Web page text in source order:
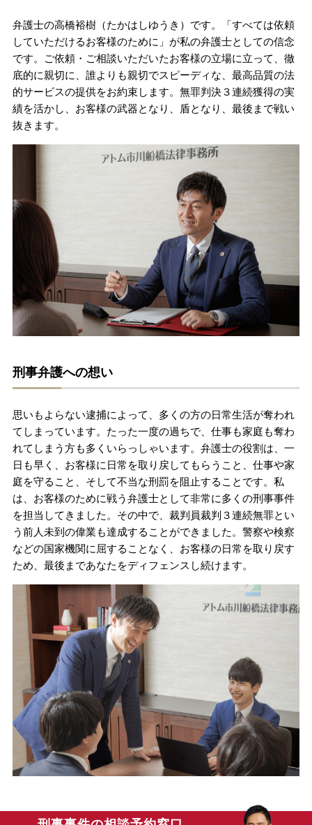
弁護士の高橋裕樹（たかはしゆうき）です。「すべては依頼
していただけるお客様のために」が私の弁護士としての信念
です。ご依頼・ご相談いただいたお客様の立場に立って、徹
底的に親切に、誰よりも親切でスピーディな、最高品質の法
的サービスの提供をお約束します。無罪判決３連続獲得の実
績を活かし、お客様の武器となり、盾となり、最後まで戦い
抜きます。
刑事弁護への想い
思いもよらない逮捕によって、多くの方の日常生活が奪われ
てしまっています。たった一度の過ちで、仕事も家庭も奪わ
れてしまう方も多くいらっしゃいます。弁護士の役割は、一
日も早く、お客様に日常を取り戻してもらうこと、仕事や家
庭を守ること、そして不当な刑罰を阻止することです。私
は、お客様のために戦う弁護士として非常に多くの刑事事件
を担当してきました。その中で、裁判員裁判３連続無罪とい
う前人未到の偉業も達成することができました。警察や検察
などの国家機関に屈することなく、お客様の日常を取り戻す
ため、最後まであなたをディフェンスし続けます。